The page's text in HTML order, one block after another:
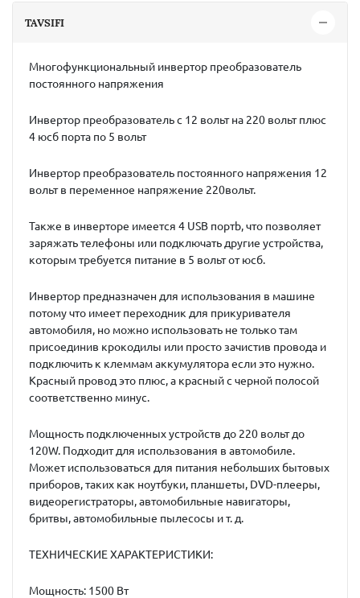
TAVSIFI
Многофункциональный инвертор преобразователь
постоянного напряжения
Инвертор преобразователь с 12 вольт на 220 вольт плюс
4 юсб порта по 5 вольт
Инвертор преобразователь постоянного напряжения 12
вольт в переменное напряжение 220вольт.
Также в инверторе имеется 4 USB портb, что позволяет
заряжать телефоны или подключать другие устройства,
которым требуется питание в 5 вольт от юсб.
Инвертор предназначен для использования в машине
потому что имеет переходник для прикуривателя
автомобиля, но можно использовать не только там
присоединив крокодилы или просто зачистив провода и
подключить к клеммам аккумулятора если это нужно.
Красный провод это плюс, а красный с черной полосой
соответственно минус.
Мощность подключенных устройств до 220 вольт до
120W. Подходит для использования в автомобиле.
Может использоваться для питания небольших бытовых
приборов, таких как ноутбуки, планшеты, DVD-плееры,
видеорегистраторы, автомобильные навигаторы,
бритвы, автомобильные пылесосы и т. д.
ТЕХНИЧЕСКИЕ ХАРАКТЕРИСТИКИ:
Мощность: 1500 Вт